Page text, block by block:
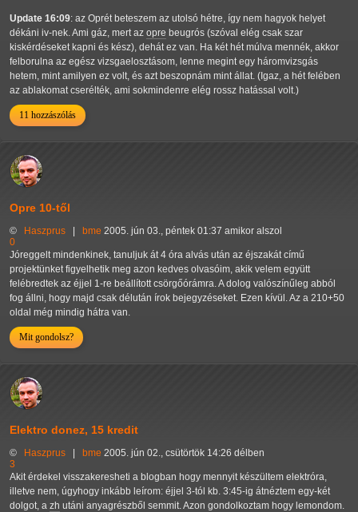
Update 16:09: az Oprét beteszem az utolsó hétre, így nem hagyok helyet
dékáni iv-nek. Ami gáz, mert az opre beugrós (szóval elég csak szar
kiskérdéseket kapni és kész), dehát ez van. Ha két hét múlva mennék, akkor
felborulna az egész vizsgaelosztásom, lenne megint egy háromvizsgás
hetem, mint amilyen ez volt, és azt beszopnám mint állat. (Igaz, a hét felében
az ablakomat cserélték, ami sokmindenre elég rossz hatással volt.)
11 hozzászólás
Opre 10-től
© Haszprus bme 2005. jún 03., péntek 01:37 amikor alszol
0
Jóreggelt mindenkinek, tanuljuk át 4 óra alvás után az éjszakát című
projektünket figyelhetik meg azon kedves olvasóim, akik velem együtt
felébredtek az éjjel 1-re beállított csörgőórámra. A dolog valószínűleg abból
fog állni, hogy majd csak délután írok bejegyzéseket. Ezen kívül. Az a 210+50
oldal még mindig hátra van.
Mit gondolsz?
Elektro donez, 15 kredit
© Haszprus bme 2005. jún 02., csütörtök 14:26 délben
3
Akit érdekel visszakeresheti a blogban hogy mennyit készültem elektróra,
illetve nem, úgyhogy inkább leírom: éjjel 3-tól kb. 3:45-ig átnéztem egy-két
dolgot, a zh utáni anyagrészből semmit. Azon gondolkoztam hogy lemondom.